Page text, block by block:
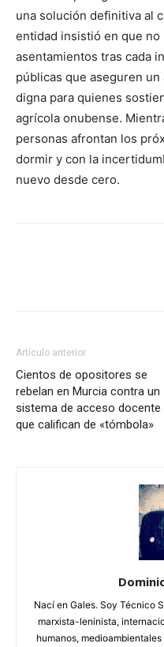
una solución definitiva al
entidad insistió en que
asentamientos tras cada
públicas que aseguren
digna para quienes
agrícola onubense.
personas afrontan los
dormir y con la
nuevo desde cero.
Artículo anterior
Cientos de opositores se
rebelan en Murcia contra un
sistema de acceso docente
que califican de «tómbola»
Nací en Gales. Soy Técnico
marxista-leninista,
humanos,